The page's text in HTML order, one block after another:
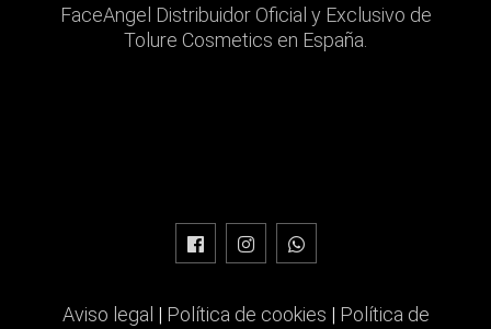
FaceAngel Distribuidor Oficial y Exclusivo de
Tolure Cosmetics en España.
Aviso legal | Política de cookies | Política de